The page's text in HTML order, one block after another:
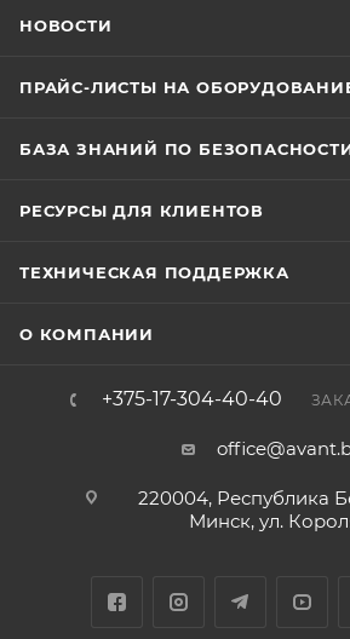
НОВОСТИ
ПРАЙС-ЛИСТЫ НА
БАЗА ЗНАНИЙ ПО
РЕСУРСЫ ДЛЯ КЛИЕНТОВ
ТЕХНИЧЕСКАЯ ПОДДЕРЖКА
О КОМПАНИИ
+375-17-304-40-40
220004, Республика
Минск, ул.